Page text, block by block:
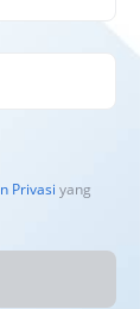
Privasi yang